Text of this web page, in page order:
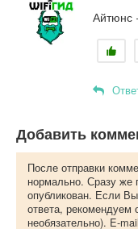
Айтюнс
Добавить
После отправки
нормально. Сразу же
опубликован. Если
ответа, рекомендуем
необязательно). E-